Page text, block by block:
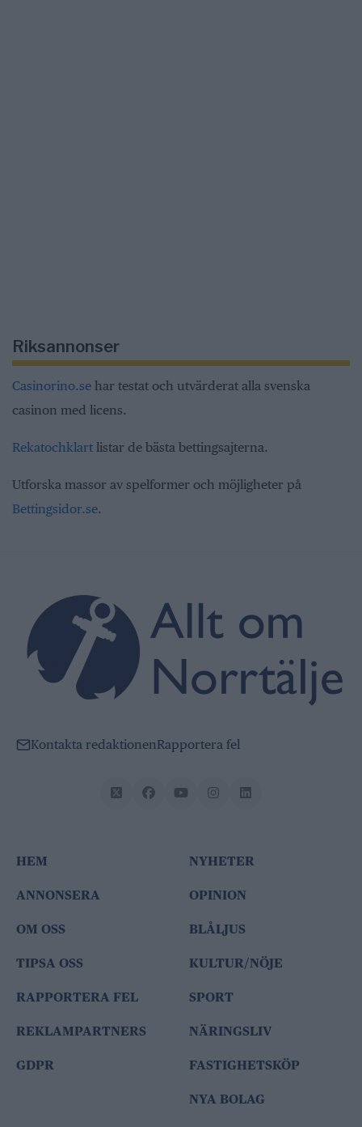
Riksannonser
Casinorino.se har testat och utvärderat alla svenska
casinon med licens.
Rekatochklart listar de bästa bettingsajterna.
Utforska massor av spelformer och möjligheter på
Bettingsidor.se.
Kontakta redaktionenRapportera fel
HEM
ANNONSERA
OM OSS
TIPSA OSS
RAPPORTERA FEL
REKLAMPARTNERS
GDPR
NYHETER
OPINION
BLÅLJUS
KULTUR/NÖJE
SPORT
NÄRINGSLIV
FASTIGHETSKÖP
NYA BOLAG